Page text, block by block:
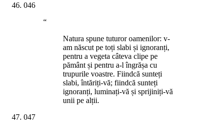
046
“
Natura spune tuturor oamenilor: v-
am născut pe toți slabi și ignoranți,
pentru a vegeta câteva clipe pe
pământ și pentru a-l îngrășa cu
trupurile voastre. Fiindcă sunteți
slabi, întăriți-vă; fiindcă sunteți
ignoranți, luminați-vă și sprijiniți-vă
unii pe alții.
047